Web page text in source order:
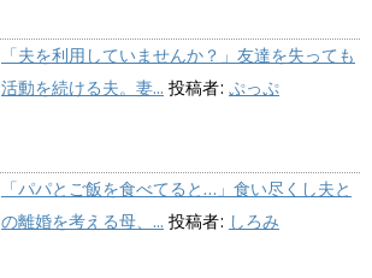
「夫を利用していませんか？」友達を失っても
活動を続ける夫。妻... 投稿者: ぷっぷ
「パパとご飯を食べてると…」食い尽くし夫と
の離婚を考える母、... 投稿者: しろみ